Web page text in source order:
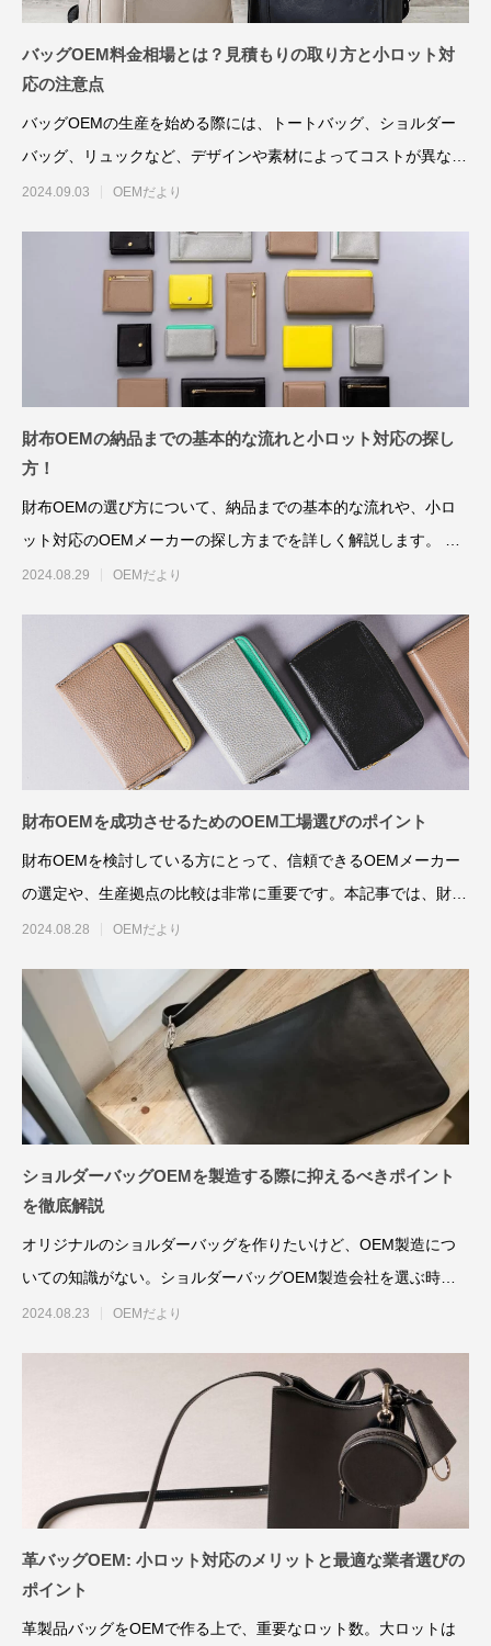
バッグOEM料金相場とは？見積もりの取り方と小ロット対
応の注意点
バッグOEMの生産を始める際には、トートバッグ、ショルダー
バッグ、リュックなど、デザインや素材によってコストが異な
り、特に小ロット生産では
2024.09.03 OEMだより
財布OEMの納品までの基本的な流れと小ロット対応の探し
方！
財布OEMの選び方について、納品までの基本的な流れや、小ロ
ット対応のOEMメーカーの探し方までを詳しく解説します。 特
に、初めて財布のOE
2024.08.29 OEMだより
財布OEMを成功させるためのOEM工場選びのポイント
財布OEMを検討している方にとって、信頼できるOEMメーカー
の選定や、生産拠点の比較は非常に重要です。本記事では、財布
OEMの工場探しの方
2024.08.28 OEMだより
ショルダーバッグOEMを製造する際に抑えるべきポイント
を徹底解説
オリジナルのショルダーバッグを作りたいけど、OEM製造につ
いての知識がない。ショルダーバッグOEM製造会社を選ぶ時の
ポイントを知りたい！最
2024.08.23 OEMだより
革バッグOEM: 小ロット対応のメリットと最適な業者選びの
ポイント
革製品バッグをOEMで作る上で、重要なロット数。大ロットは